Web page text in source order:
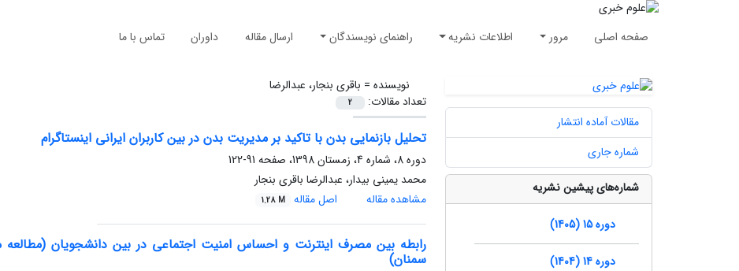
صفحه اصلی مرور اطلاعات نشریه راهنمای نویسندگان ارسال مقاله داوران تماس با ما
نویسنده = باقری بنجار، عبدالرضا
تعداد مقالات:
2
تحلیل بازنمایی بدن با تاکید بر مدیریت بدن در بین کاربران ایرانی اینستاگرام
دوره 8، شماره 4، زمستان 1398، صفحه
91-122
محمد یمینی بیدار، عبدالرضا باقری بنجار
مشاهده مقاله
اصل مقاله 1.28 M
رابطه بین مصرف اینترنت و احساس امنیت اجتماعی در بین دانشجویان (مطالعه
سمنان)
مقالات آماده انتشار
شماره جاری
شماره‌های پیشین نشریه
دوره 15 (1405)
دوره 14 (1404)